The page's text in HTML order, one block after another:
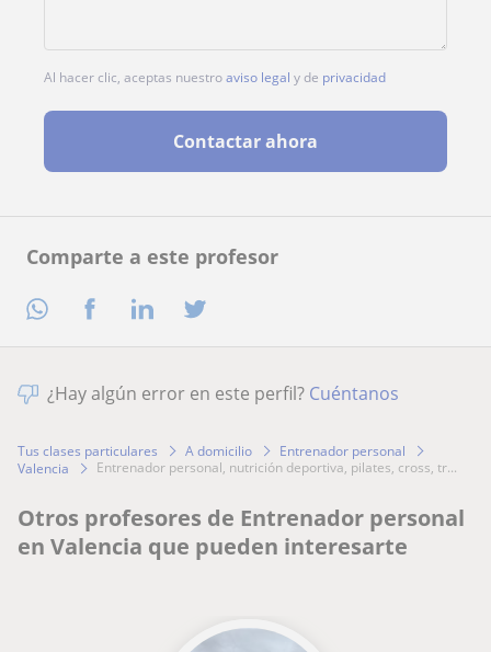
Comparte a este profesor
Al hacer clic, aceptas nuestroaviso legal y de privacidad
Contactar ahora
¿Hay algún error en este perfil? Cuéntanos
Tus clases particulares A domicilio
Entrenador personal
Valencia
entrenador personal, nutrición deportiva, pilates, cross, tr...
Otros profesores de Entrenador personal
en Valencia que pueden interesarte